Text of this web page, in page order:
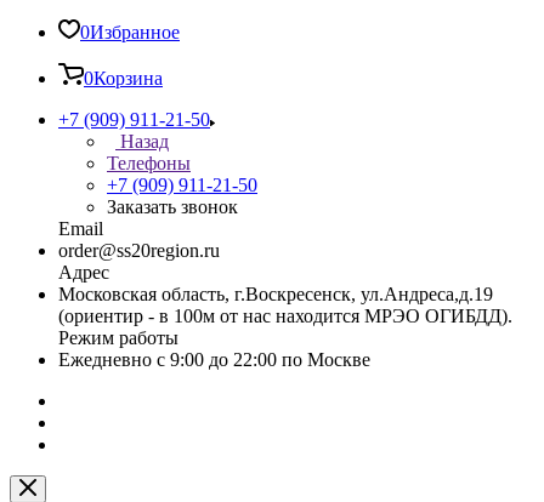
0Избранное
0Корзина
+7 (909) 911-21-50
Назад
Телефоны
+7 (909) 911-21-50
Заказать звонок
Email
order@ss20region.ru
Адрес
Московская область, г.Воскресенск, ул.Андреса,д.19
(ориентир - в 100м от нас находится МРЭО ОГИБДД).
Режим работы
Ежедневно с 9:00 до 22:00 по Москве